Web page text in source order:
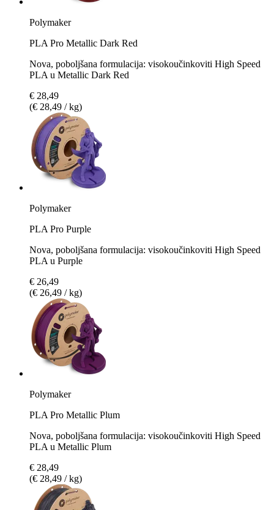
Polymaker
PLA Pro Metallic Dark Red
Nova, poboljšana formulacija: visokoučinkoviti High Speed
PLA u Metallic Dark Red
€ 28,49
(€ 28,49 / kg)
Polymaker
PLA Pro Purple
Nova, poboljšana formulacija: visokoučinkoviti High Speed
PLA u Purple
€ 26,49
(€ 26,49 / kg)
Polymaker
PLA Pro Metallic Plum
Nova, poboljšana formulacija: visokoučinkoviti High Speed
PLA u Metallic Plum
€ 28,49
(€ 28,49 / kg)